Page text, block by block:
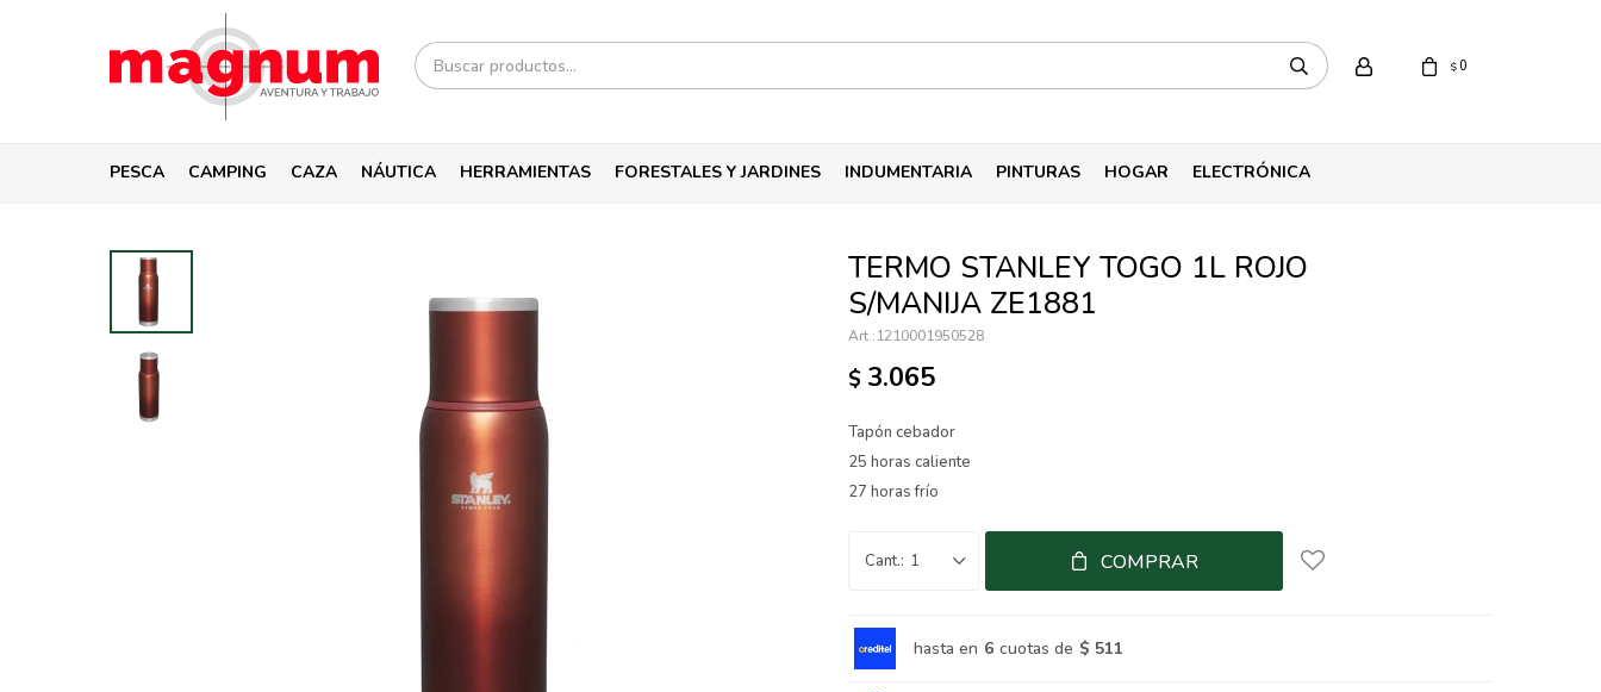
PESCA CAMPING CAZA NÁUTICA HERRAMIENTAS FORESTALES Y JARDINES INDUMENTARIA PINTURAS HOGAR ELECTRÓNICA
$ 0
TERMO STANLEY TOGO 1L ROJO
S/MANIJA ZE1881
1210001950528
$ 3.065
Tapón cebador
25 horas caliente
27 horas frío
1 COMPRAR
hasta en 6 cuotas de $ 511